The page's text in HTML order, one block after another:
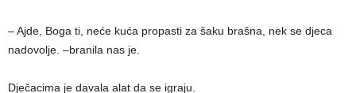
– Ajde, Boga ti, neće kuća propasti za šaku brašna, nek se djeca
nadovolje. –branila nas je.
Dječacima je davala alat da se igraju.